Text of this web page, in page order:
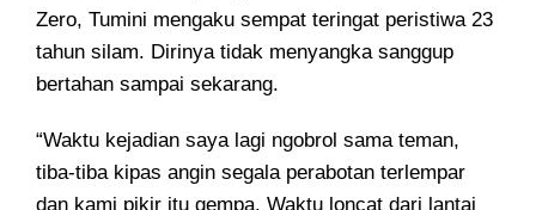
Zero, Tumini mengaku sempat teringat peristiwa 23
tahun silam. Dirinya tidak menyangka sanggup
bertahan sampai sekarang.
“Waktu kejadian saya lagi ngobrol sama teman,
tiba-tiba kipas angin segala perabotan terlempar
dan kami pikir itu gempa. Waktu loncat dari lantai